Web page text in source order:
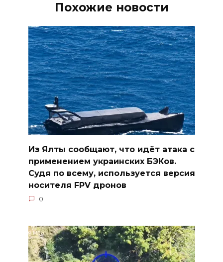
Похожие новости
Из Ялты сообщают, что идёт атака с
применением украинских БЭКов.
Судя по всему, используется версия
носителя FPV дронов
0